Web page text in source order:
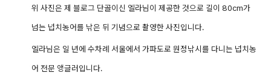
위 사진은 제 블로그 단골이신 엘라님이 제공한 것으로 길이 80cm가
넘는 넙치농어를 낚은 뒤 기념으로 촬영한 사진입니다.
엘라님은 일 년에 수차례 서울에서 가파도로 원정낚시를 다니는 넙치농
어 전문 앵글러입니다.